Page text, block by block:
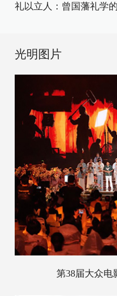
礼以立人：曾国藩礼学
光明图片
第38届大众电